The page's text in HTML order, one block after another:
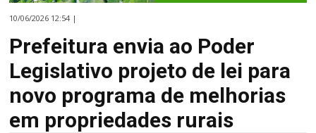
10/06/2026 12:54 |
Prefeitura envia ao Poder
Legislativo projeto de lei para
novo programa de melhorias
em propriedades rurais